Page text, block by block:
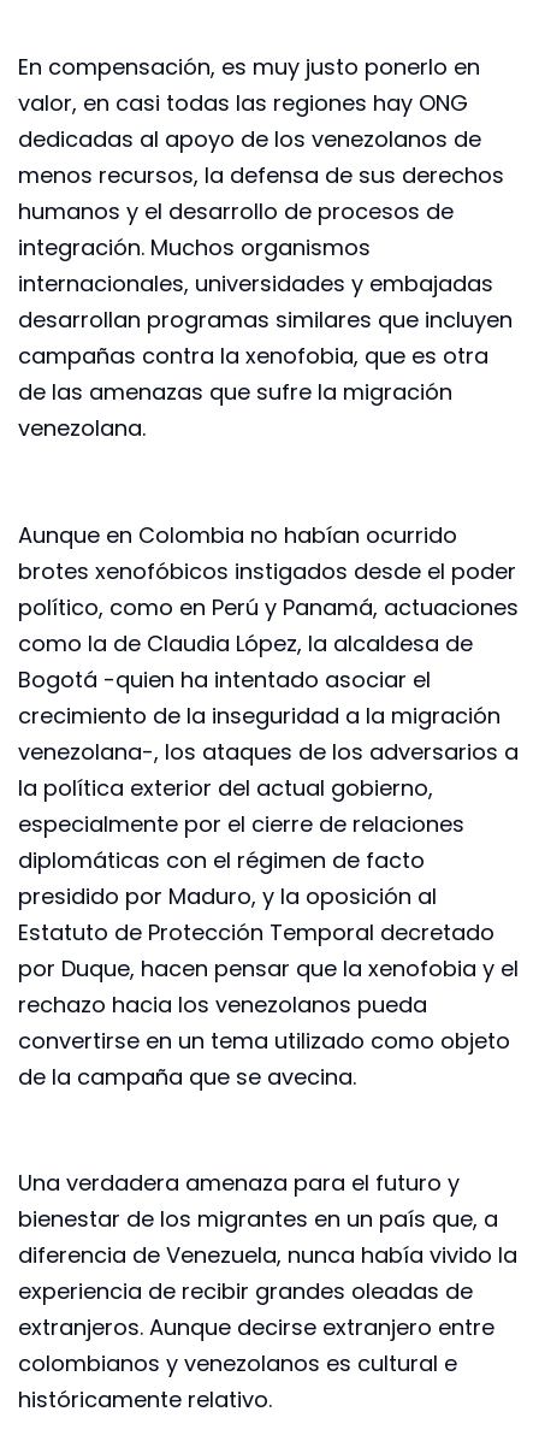
En compensación, es muy justo ponerlo en
valor, en casi todas las regiones hay ONG
dedicadas al apoyo de los venezolanos de
menos recursos, la defensa de sus derechos
humanos y el desarrollo de procesos de
integración. Muchos organismos
internacionales, universidades y embajadas
desarrollan programas similares que incluyen
campañas contra la xenofobia, que es otra
de las amenazas que sufre la migración
venezolana.
Aunque en Colombia no habían ocurrido
brotes xenofóbicos instigados desde el poder
político, como en Perú y Panamá, actuaciones
como la de Claudia López, la alcaldesa de
Bogotá -quien ha intentado asociar el
crecimiento de la inseguridad a la migración
venezolana-, los ataques de los adversarios a
la política exterior del actual gobierno,
especialmente por el cierre de relaciones
diplomáticas con el régimen de facto
presidido por Maduro, y la oposición al
Estatuto de Protección Temporal decretado
por Duque, hacen pensar que la xenofobia y el
rechazo hacia los venezolanos pueda
convertirse en un tema utilizado como objeto
de la campaña que se avecina.
Una verdadera amenaza para el futuro y
bienestar de los migrantes en un país que, a
diferencia de Venezuela, nunca había vivido la
experiencia de recibir grandes oleadas de
extranjeros. Aunque decirse extranjero entre
colombianos y venezolanos es cultural e
históricamente relativo.